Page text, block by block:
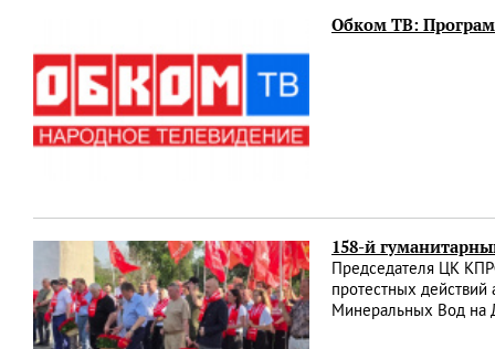
Обком ТВ:
158-й
Председателя ЦК
протестных
Минеральных Вод на